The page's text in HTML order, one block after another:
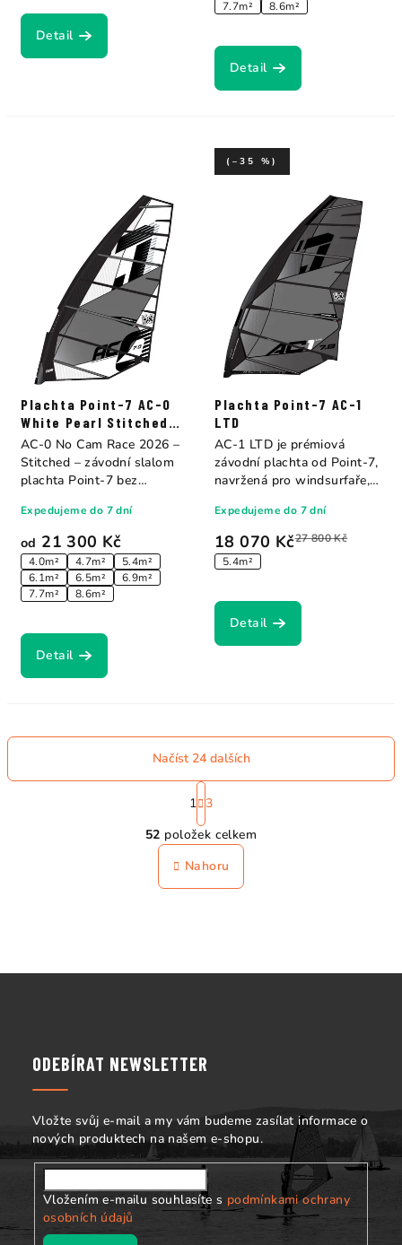
Detail
7.7m² 8.6m²
Detail
Plachta Point-7 AC-0
White Pearl Stitched
Construction
od 21 300 Kč
4.0m² 4.7m²
5.4m²
6.1m²
6.5m²
6.9m²
7.7m²
8.6m²
Expedujeme do 7 dní
Detail
AC-0 No Cam Race 2026 –
Stitched – závodní slalom
plachta Point-7 bez
Plachta Point-7 AC-1
LTD
18 070 Kč27 800 Kč
(–35 %)
5.4m²
Expedujeme do 7 dní
Detail
AC-1 LTD je prémiová
závodní plachta od Point-7,
navržená pro windsurfaře,
O
v
l
á
y
p
s
u
Načíst 24 dalších
S
t
r
á
n
k
o
1 3
52 položek celkem
Nahoru
ODEBÍRAT NEWSLETTER
Vložte svůj e-mail a my vám budeme zasílat informace o
nových produktech na našem e-shopu.
Vložením e-mailu souhlasíte s podmínkami ochrany
osobních údajů